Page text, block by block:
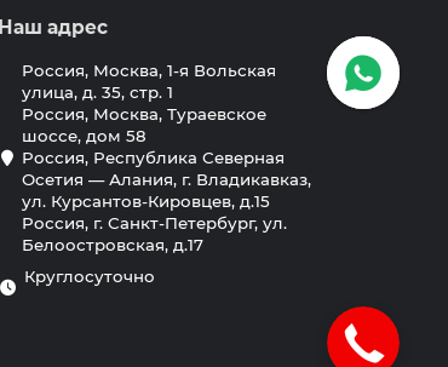
Наш адрес
Россия, Москва, 1-я Вольская
улица, д. 35, стр. 1
Россия, Москва, Тураевское
шоссе, дом 58
Россия, Республика Северная
Осетия — Алания, г. Владикавказ,
ул. Курсантов-Кировцев, д.15
Россия, г. Санкт-Петербург, ул.
Белоостровская, д.17
Круглосуточно